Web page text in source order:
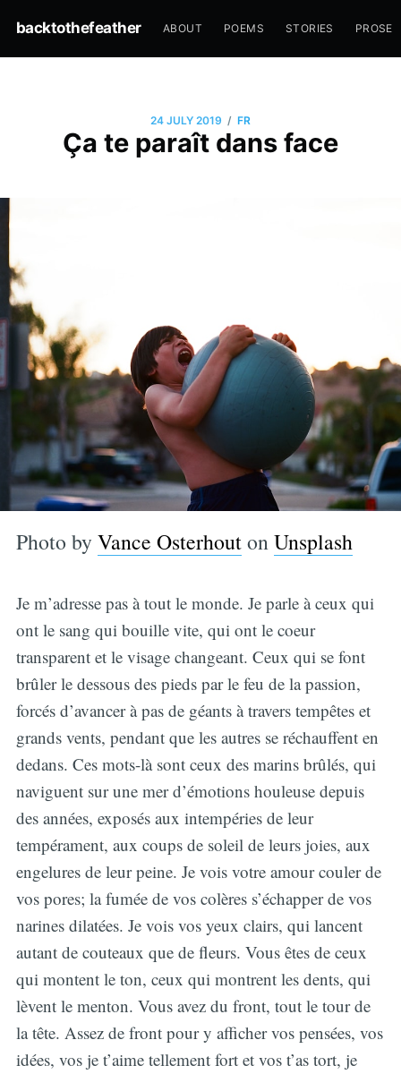
backtothefeather ABOUT POEMS STORIES PROSE
24 JULY 2019 / FR
Ça te paraît dans face
Photo by Vance OsterhoutonUnsplash
Je m’adresse pas à tout le monde. Je parle à ceux qui
ont le sang qui bouille vite, qui ont le coeur
transparent et le visage changeant. Ceux qui se font
brûler le dessous des pieds par le feu de la passion,
forcés d’avancer à pas de géants à travers tempêtes et
grands vents, pendant que les autres se réchauffent en
dedans. Ces mots-là sont ceux des marins brûlés, qui
naviguent sur une mer d’émotions houleuse depuis
des années, exposés aux intempéries de leur
tempérament, aux coups de soleil de leurs joies, aux
engelures de leur peine. Je vois votre amour couler de
vos pores; la fumée de vos colères s’échapper de vos
narines dilatées. Je vois vos yeux clairs, qui lancent
autant de couteaux que de fleurs. Vous êtes de ceux
qui montent le ton, ceux qui montrent les dents, qui
lèvent le menton. Vous avez du front, tout le tour de
la tête. Assez de front pour y afficher vos pensées, vos
idées, vos je t’aime tellement fort et vos t’as tort, je